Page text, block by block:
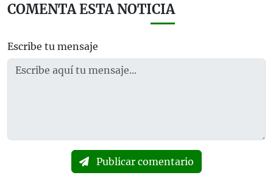
COMENTA ESTA NOTICIA
Escribe tu mensaje
Publicar comentario